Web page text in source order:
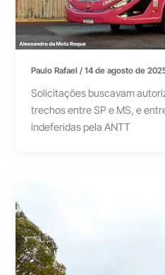
Paulo Rafael/14 de agosto de
Solicitações buscavam
trechos entre SP e MS, e
indeferidas pela ANTT